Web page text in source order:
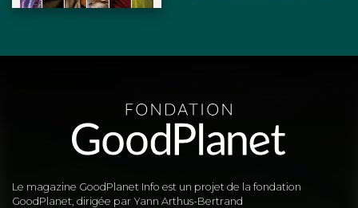
Le magazine GoodPlanet Info est un projet de la fondation
GoodPlanet, dirigée par Yann Arthus-Bertrand